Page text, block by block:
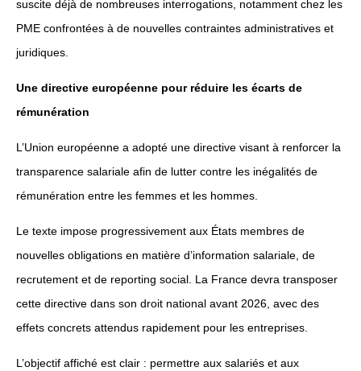
suscite déjà de nombreuses interrogations, notamment chez les
PME confrontées à de nouvelles contraintes administratives et
juridiques.
Une directive européenne pour réduire les écarts de
rémunération
L’Union européenne a adopté une directive visant à renforcer la
transparence salariale afin de lutter contre les inégalités de
rémunération entre les femmes et les hommes.
Le texte impose progressivement aux États membres de
nouvelles obligations en matière d’information salariale, de
recrutement et de reporting social. La France devra transposer
cette directive dans son droit national avant 2026, avec des
effets concrets attendus rapidement pour les entreprises.
L’objectif affiché est clair : permettre aux salariés et aux